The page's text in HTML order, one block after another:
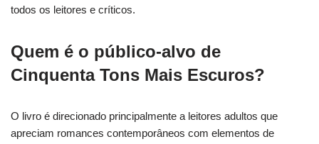
todos os leitores e críticos.
Quem é o público-alvo de
Cinquenta Tons Mais Escuros?
O livro é direcionado principalmente a leitores adultos que
apreciam romances contemporâneos com elementos de